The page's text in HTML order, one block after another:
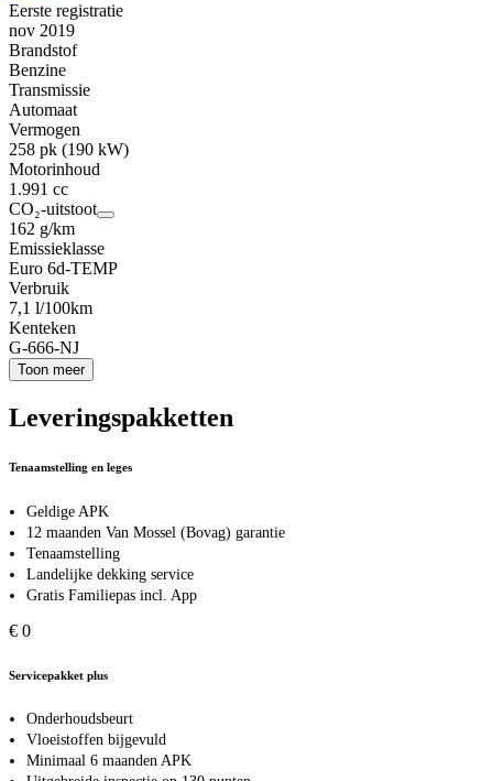
Eerste registratie
nov 2019
Brandstof
Benzine
Transmissie
Automaat
Vermogen
258 pk (190 kW)
Motorinhoud
1.991 cc
CO₂-uitstoot
162 g/km
Emissieklasse
Euro 6d-TEMP
Verbruik
7,1 l/100km
Kenteken
G-666-NJ
Toon meer
Leveringspakketten
Tenaamstelling en leges
Geldige APK
12 maanden Van Mossel (Bovag) garantie
Tenaamstelling
Landelijke dekking service
Gratis Familiepas incl. App
€ 0
Servicepakket plus
Onderhoudsbeurt
Vloeistoffen bijgevuld
Minimaal 6 maanden APK